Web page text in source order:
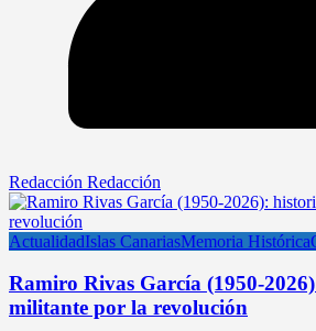
Redacción Redacción
ActualidadIslas CanariasMemoria Histórica
Ramiro Rivas García (1950-
militante por la revolución